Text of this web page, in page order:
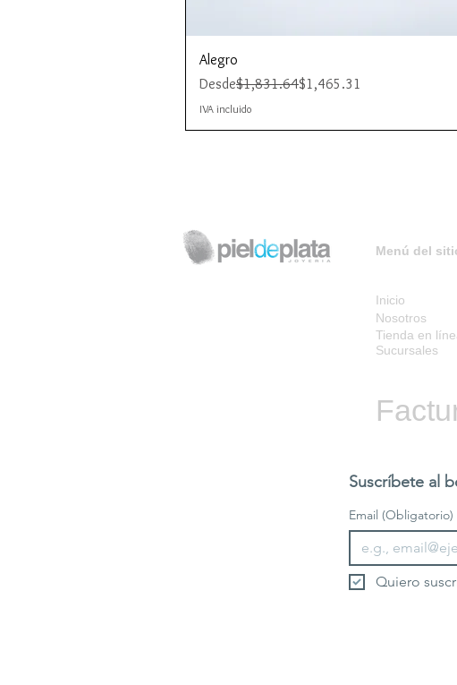
Alegro
Desde
Precio$1,831.64$1,465.31
Precio de oferta
IVA incluido
Menú del
Inicio
Nosotros
Tienda en
Sucursales
Suscríbete al
Email (Obligatorio)
Quiero